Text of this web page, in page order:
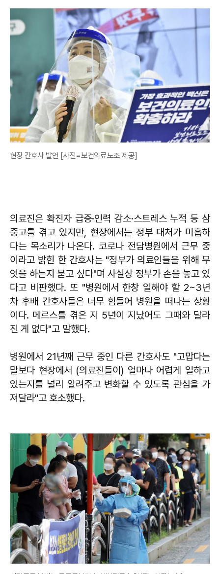
현장 간호사 발언 [사진=보건의료노조 제공]
의료진은 확진자 급증·인력 감소·스트레스 누적 등 삼
중고를 겪고 있지만, 현장에서는 정부 대처가 미흡하
다는 목소리가 나온다. 코로나 전담병원에서 근무 중
이라고 밝힌 한 간호사는 "정부가 의료인들을 위해 무
엇을 하는지 묻고 싶다"며 사실상 정부가 손을 놓고 있
다고 비판했다. 또 "병원에서 한창 일해야 할 2~3년
차 후배 간호사들은 너무 힘들어 병원을 떠나는 상황
이다. 메르스를 겪은 지 5년이 지났어도 그때와 달라
진 게 없다"고 말했다.
병원에서 21년째 근무 중인 다른 간호사도 "고맙다는
말보다 현장에서 (의료진들이) 얼마나 어렵게 일하고
있는지를 널리 알려주고 변화할 수 있도록 관심을 가
져달라"고 호소했다.